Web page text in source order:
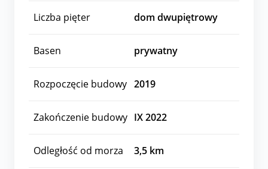
Liczba pięter dom dwupiętrowy
Basen prywatny
Rozpoczęcie budowy 2019
Zakończenie budowy IX 2022
Odległość od morza 3,5 km